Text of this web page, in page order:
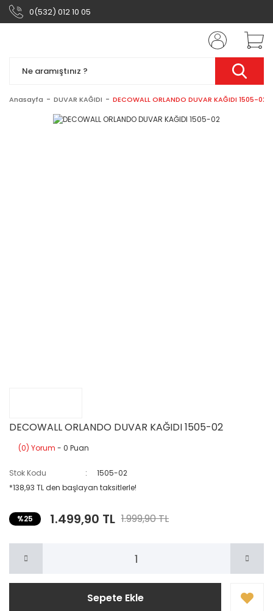
0(532) 012 10 05
Anasayfa DUVAR KAĞIDI DECOWALL ORLANDO DUVAR KAĞIDI 1505-02
DECOWALL ORLANDO DUVAR KAĞIDI 1505-02
(0) Yorum - 0 Puan
Stok Kodu
1505-02
*138,93 TL den başlayan taksitlerle!
%25 1.499,90 TL 1.999,90 TL
Sepete Ekle